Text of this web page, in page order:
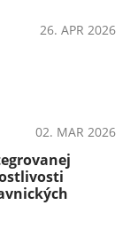
26. APR 2026
02. MAR 2026